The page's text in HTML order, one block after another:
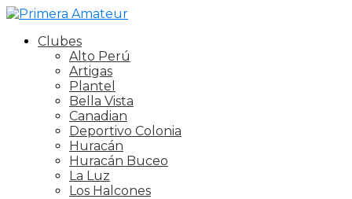
Clubes
Alto Perú
Artigas
Plantel
Bella Vista
Canadian
Deportivo Colonia
Huracán
Huracán Buceo
La Luz
Los Halcones